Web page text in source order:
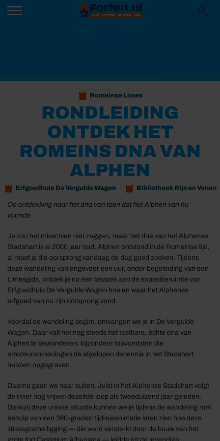
Romeinse Limes
RONDLEIDING
ONTDEK HET
ROMEINS DNA VAN
ALPHEN
Erfgoedhuis De Vergulde Wagen Bibliotheek Rijn en Venen
Op ontdekking naar het dna van toen dat het Alphen van nu
vormde
Je zou het misschien niet zeggen, maar het dna van het Alphense
Stadshart is al 2000 jaar oud. Alphen ontstond in de Romeinse tijd,
al moet je die oorsprong vandaag de dag goed zoeken. Tijdens
deze wandeling van ongeveer een uur, onder begeleiding van een
Limesgids, ontdek je na een bezoek aan de expositieruimte van
Erfgoedhuis De Vergulde Wagen hoe en waar het Alphense
erfgoed van nu zijn oorsprong vond.
Voordat de wandeling begint, ontvangen we je in De Vergulde
Wagen. Daar valt het nog steeds het tastbare, échte dna van
Alphen te bewonderen: bijzondere topvondsten die
amateurarcheologen de afgelopen decennia in het Stadshart
hebben opgegraven.
Daarna gaan we naar buiten. Juist in het Alphense Stadshart volgt
de rivier nog vrijwel dezelfde loop als tweeduizend jaar geleden.
Dankzij deze unieke situatie kunnen we je tijdens de wandeling met
behulp van een 360-graden tijdreisanimatie laten zien hoe deze
strategische ligging — die werd versterkt door de bouw van het